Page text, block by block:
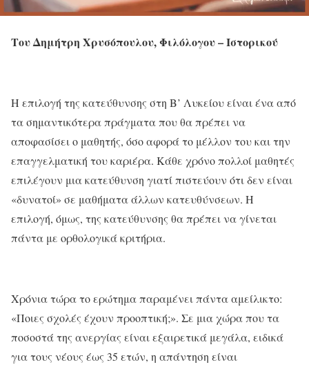
Του Δημήτρη Χρυσόπουλου,Φιλόλογου – Ιστορικού
Η επιλογή της κατεύθυνσης στη Β’ Λυκείου είναι ένα από
τα σημαντικότερα πράγματα που θα πρέπει να
αποφασίσει ο μαθητής, όσο αφορά το μέλλον του και την
επαγγελματική του καριέρα. Κάθε χρόνο πολλοί μαθητές
επιλέγουν μια κατεύθυνση γιατί πιστεύουν ότι δεν είναι
«δυνατοί» σε μαθήματα άλλων κατευθύνσεων. Η
επιλογή, όμως, της κατεύθυνσης θα πρέπει να γίνεται
πάντα με ορθολογικά κριτήρια.
Χρόνια τώρα το ερώτημα παραμένει πάντα αμείλικτο:
«Ποιες σχολές έχουν προοπτική;». Σε μια χώρα που τα
ποσοστά της ανεργίας είναι εξαιρετικά μεγάλα, ειδικά
για τους νέους έως 35 ετών, η απάντηση είναι